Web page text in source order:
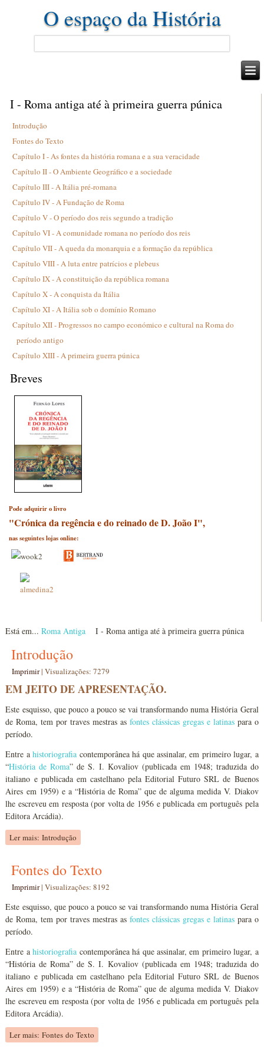
O espaço da História
I - Roma antiga até à primeira guerra púnica
Introdução
Fontes do Texto
Capítulo I - As fontes da história romana e a sua veracidade
Capítulo II - O Ambiente Geográfico e a sociedade
Capítulo III - A Itália pré-romana
Capítulo IV - A Fundação de Roma
Capítulo V - O período dos reis segundo a tradição
Capítulo VI - A comunidade romana no período dos reis
Capítulo VII - A queda da monarquia e a formação da república
Capítulo VIII - A luta entre patrícios e plebeus
Capítulo IX - A constituição da república romana
Capítulo X - A conquista da Itália
Capítulo XI - A Itália sob o domínio Romano
Capítulo XII - Progressos no campo económico e cultural na Roma do
período antigo
Capítulo XIII - A primeira guerra púnica
Breves
Pode adquirir o livro
"Crónica da regência e do reinado de D. João I",
nas seguintes lojas online:
Está em...Roma Antiga I - Roma antiga até à primeira guerra púnica
Introdução
Imprimir|Visualizações: 7279
EM JEITO DE APRESENTAÇÃO.
Este esquisso, que pouco a pouco se vai transformando numa História Geral
de Roma, tem por traves mestras as fontes clássicas gregas e latinaspara o
período.
Entre ahistoriografia contemporânea há que assinalar, em primeiro lugar, a
“História de Roma” de S. I. Kovaliov (publicada em 1948; traduzida do
italiano e publicada em castelhano pela Editorial Futuro SRL de Buenos
Aires em 1959) e a “História de Roma” que de alguma medida V. Diakov
lhe escreveu em resposta (por volta de 1956 e publicada em português pela
Editora Arcádia).
Ler mais: Introdução
Fontes do Texto
Imprimir|Visualizações: 8192
Este esquisso, que pouco a pouco se vai transformando numa História Geral
de Roma, tem por traves mestras as fontes clássicas gregas e latinaspara o
período.
Entre ahistoriografia contemporânea há que assinalar, em primeiro lugar, a
“História de Roma” de S. I. Kovaliov (publicada em 1948; traduzida do
italiano e publicada em castelhano pela Editorial Futuro SRL de Buenos
Aires em 1959) e a “História de Roma” que de alguma medida V. Diakov
lhe escreveu em resposta (por volta de 1956 e publicada em português pela
Editora Arcádia).
Ler mais: Fontes do Texto